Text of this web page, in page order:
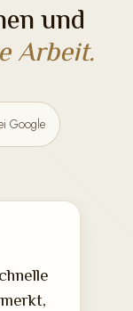
und
Arbeit.
Google